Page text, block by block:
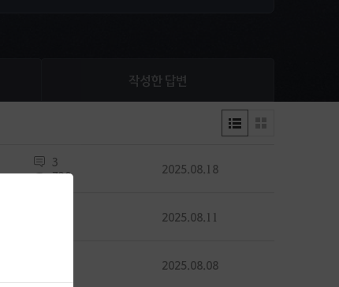
작성한 답변
3
738
2025.08.18
2025.08.11
2025.08.08